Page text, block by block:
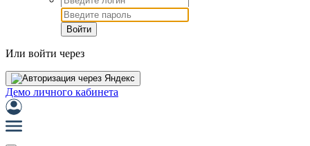
Войти
Или войти через
Демо личного кабинета